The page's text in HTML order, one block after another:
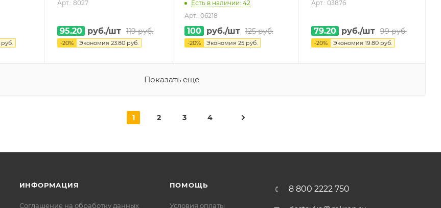
руб.
Арт.: 8027
95.20 руб./шт 119руб.
-20% Экономия23.80 руб.
Есть в наличии: 42
Арт.: 06218
100 руб./шт 125руб.
-20% Экономия 25руб.
Арт.: 03876
79.20 руб./шт 99руб.
-20% Экономия 19.80руб.
Показать еще
1 2 3 4
ИНФОРМАЦИЯ
Соглашение на обработку данных
ПОМОЩЬ
Условия оплаты
8 800 2222 750